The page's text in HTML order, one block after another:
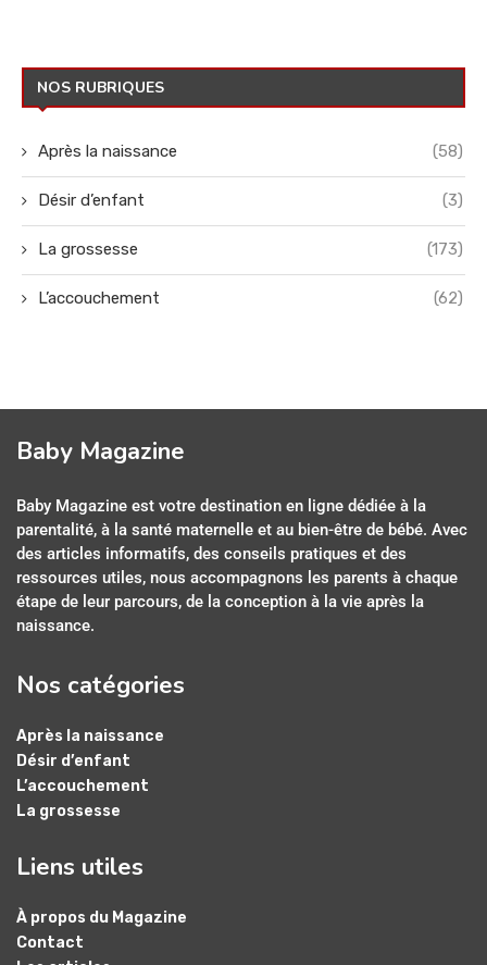
NOS RUBRIQUES
Après la naissance (58)
Désir d’enfant (3)
La grossesse (173)
L’accouchement (62)
Baby Magazine
Baby Magazine est votre destination en ligne dédiée à la
parentalité, à la santé maternelle et au bien-être de bébé. Avec
des articles informatifs, des conseils pratiques et des
ressources utiles, nous accompagnons les parents à chaque
étape de leur parcours, de la conception à la vie après la
naissance.
Nos catégories
Après la naissance
Désir d’enfant
L’accouchement
La grossesse
Liens utiles
À propos du Magazine
Contact